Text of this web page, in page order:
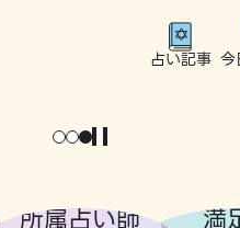
占い記事 今
所属占い師 満